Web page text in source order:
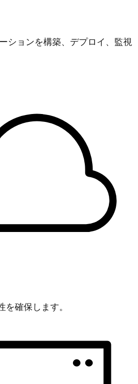
ションを構築、デプロイ、監視
を確保します。